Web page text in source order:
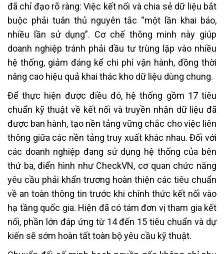
đã chỉ đạo rõ ràng: Việc kết nối và chia sẻ dữ liệu bắt
buộc phải tuân thủ nguyên tắc “một lần khai báo,
nhiều lần sử dụng”. Cơ chế thông minh này giúp
doanh nghiệp tránh phải đầu tư trùng lặp vào nhiều
hệ thống, giảm đáng kể chi phí vận hành, đồng thời
nâng cao hiệu quả khai thác kho dữ liệu dùng chung.
Để thực hiện được điều đó, hệ thống gồm 17 tiêu
chuẩn kỹ thuật về kết nối và truyền nhận dữ liệu đã
được ban hành, tạo nền tảng vững chắc cho việc liên
thông giữa các nền tảng truy xuất khác nhau. Đối với
các doanh nghiệp đang sử dụng hệ thống của bên
thứ ba, điển hình như CheckVN, cơ quan chức năng
yêu cầu phải khẩn trương hoàn thiện các tiêu chuẩn
về an toàn thông tin trước khi chính thức kết nối vào
hạ tầng quốc gia. Hiện đã có tám đơn vị tham gia kết
nối, phần lớn đáp ứng từ 14 đến 15 tiêu chuẩn và dự
kiến sẽ sớm hoàn tất toàn bộ yêu cầu kỹ thuật.